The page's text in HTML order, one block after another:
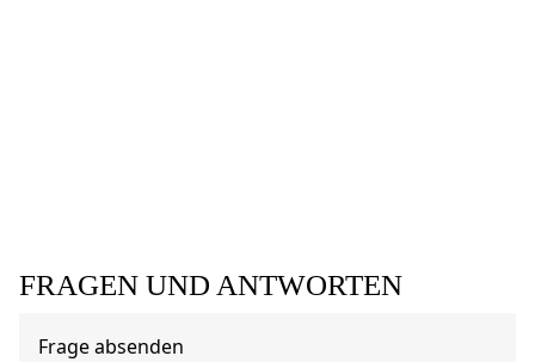
FRAGEN UND ANTWORTEN
Frage absenden